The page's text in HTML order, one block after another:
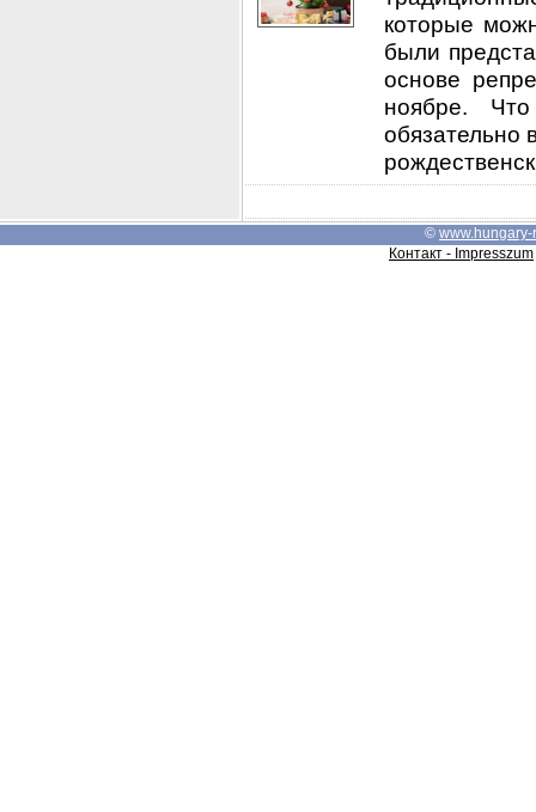
которые
были
основе
ноябре.
обязательно
© www.hungary-
Контакт - Impresszum